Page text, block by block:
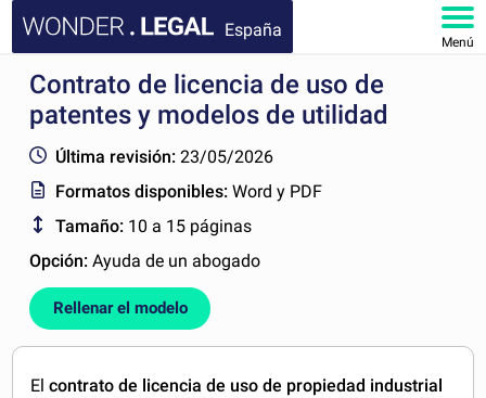
España
Menú
INICIO
FAQ
MI CUENTA
Contrato de licencia de uso de
patentes y modelos de utilidad
Última revisión: 23/05/2026
Formatos disponibles:Word y PDF
Tamaño: 10 a 15 páginas
Opción:Ayuda de un abogado
Rellenar el modelo
Elcontrato de licencia de uso de propiedad industrial